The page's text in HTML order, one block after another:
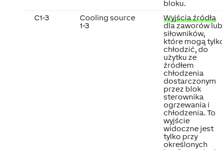
bloku.
C1-3
Cooling source
1-3
Wyjścia źródła
dla zaworów lub
siłowników,
które mogą
chłodzić, do
użytku ze
źródłem
chłodzenia
dostarczonym
przez blok
sterownika
ogrzewania i
chłodzenia. To
wyjście
widoczne jest
tylko przy
określonych